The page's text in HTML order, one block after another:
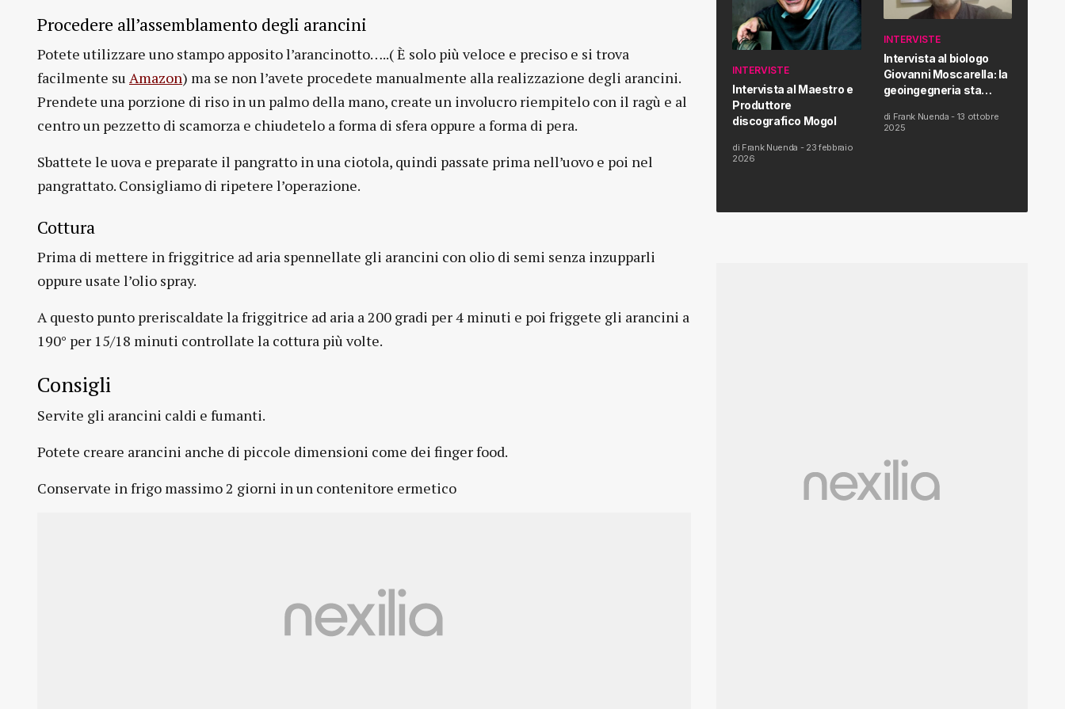
Procedere all’assemblamento degli arancini
Potete utilizzare uno stampo apposito l’arancinotto…..( È solo più veloce e preciso e si trova
facilmente su Amazon) ma se non l’avete procedete manualmente alla realizzazione degli arancini.
Prendete una porzione di riso in un palmo della mano, create un involucro riempitelo con il ragù e al
centro un pezzetto di scamorza e chiudetelo a forma di sfera oppure a forma di pera.
Sbattete le uova e preparate il pangratto in una ciotola, quindi passate prima nell’uovo e poi nel
pangrattato. Consigliamo di ripetere l’operazione.
Cottura
Prima di mettere in friggitrice ad aria spennellate gli arancini con olio di semi senza inzupparli
oppure usate l’olio spray.
A questo punto preriscaldate la friggitrice ad aria a 200 gradi per 4 minuti e poi friggete gli arancini a
190° per 15/18 minuti controllate la cottura più volte.
Consigli
Servite gli arancini caldi e fumanti.
Potete creare arancini anche di piccole dimensioni come dei finger food.
Conservate in frigo massimo 2 giorni in un contenitore ermetico
INTERVISTE
Intervista al Maestro e
Produttore
discografico Mogol
di Frank Nuenda - 23 febbraio
2026
INTERVISTE
Intervista al biologo
Giovanni Moscarella: la
geoingegneria sta
salute dell’uomo
di Frank Nuenda - 13 ottobre
2025